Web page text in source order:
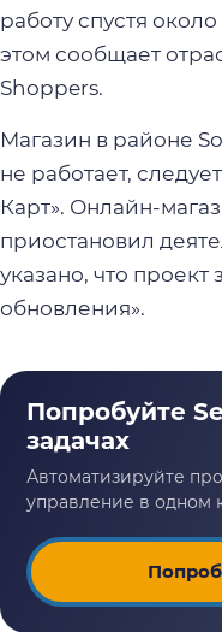
работу спустя
этом сообщает
Shoppers.
Магазин в районе
не работает,
Карт». Онлайн-
приостановил
указано, что проект
обновления».